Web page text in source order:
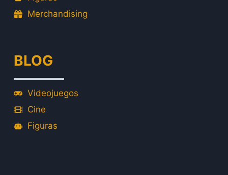
Merchandising
BLOG
Videojuegos
Cine
Figuras